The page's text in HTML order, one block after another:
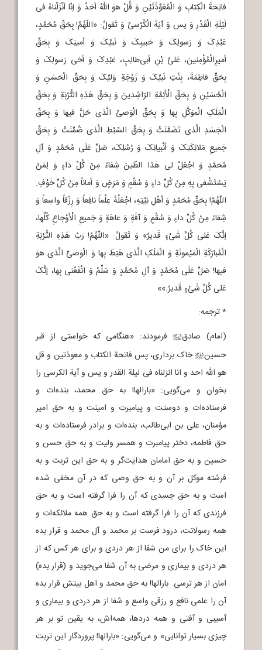
فاتِحَةَ الْکِتابِ وَ الْمُعَوِّذَتَیْنِ وَ قُلْ هوَ اللهُ أحَدٌ وَ إنّا أنْزَلْناهُ فی
لَیْلَةِ الْقَدْرِ وَ یس وَ آیَةَ الْکُرْسیِّ وَ تَقولُ: «اللّهُمَّ! بِحَقِّ مُحَمَّدٍ،
عَبْدِکَ وَ رَسولِکَ وَ حَبیبِکَ وَ نَبیِّکَ وَ أمینِکَ وَ بِحَقِّ
أمیرِالْمُؤْمِنینَ، عَلیِّ بْنِ أبی‌طالِبٍ، عَبْدِکَ وَ أخی رَسولِکَ وَ
بِحَقِّ فاطِمَةَ، بِنْتِ نَبیِّکَ وَ زَوْجَةِ وَلیِّکَ وَ بِحَقِّ الْحَسَنِ وَ
الْحُسَیْنِ وَ بِحَقِّ الْأئِمَّةِ الرّاشِدینَ وَ بِحَقِّ هَذِهِ التُّرْبَةِ وَ بِحَقِّ
الْمَلَکِ الْموَکَّلِ بِها وَ بِحَقِّ الْوَصیِّ الَّذی حَلَّ فیها وَ بِحَقِّ
الْجَسَدِ الَّذی تَضَمَّنَتْ وَ بِحَقِّ السِّبْطِ الَّذی ضُمِّنَتْ وَ بِحَقِّ
جَمیعِ مَلائِکَتِکَ وَ أنْبیائِکَ وَ رُسُلِکَ، صَلِّ عَلَی مُحَمَّدٍ وَ آلِ
مُحَمَّدٍ وَ اجْعَلْ لی هَذا الطّینَ شِفاءً مِنْ کُلِّ داءٍ وَ لِمَنْ
یَسْتَشْفی بِهِ مِنْ کُلِّ داءٍ وَ سُقْمٍ وَ مَرَضٍ وَ أماناً مِنْ کُلِّ خَوْفٍ.
اللّهُمَّ! بِحَقِّ مُحَمَّدٍ وَ أهْلِ بَیْتِهِ، اجْعَلْهُ عِلْماً نافِعاً وَ رِزْقاً واسِعاً وَ
شِفاءً مِنْ کُلِّ داءٍ وَ سُقْمٍ وَ آفَةٍ وَ عاهَةٍ وَ جَمیعِ الْأوْجاعِ کُلِّها،
إنَّکَ عَلی کُلِّ شَیْءٍ قَدیرٌ» وَ تَقولُ: «اللّهُمَّ! رَبَّ هَذِهِ التُّرْبَةِ
الْمُبارَکَةِ الْمَیْمونَةِ وَ الْمَلَکِ الَّذی هَبَطَ بِها وَ الْوَصیِّ الَّذی هوَ
فیها! صَلِّ عَلَی مُحَمَّدٍ وَ آلِ مُحَمَّدٍ وَ سَلِّمْ وَ انْفَعْنی بِها، إنَّکَ
عَلی کُلِّ شَیْءٍ قَدیرٌ.»»
* ترجمه:
(امام) صادقjفرمودند: «هنگامی که خواستی از قبر
حسینjخاک برداری، پس فاتحة الکتاب و معوذتین و قل
هو الله احد و انا انزلناه فی لیلة القدر و یس و آیة الکرسی را
بخوان و می‌گویی: «بارالها! به حق محمد، بنده‌ات و
فرستاده‌ات و دوستت و پیامبرت و امینت و به حق امیر
مؤمنان، علی بن ابی‌طالب، بنده‌ات و برادر فرستاده‌ات و به
حق فاطمه، دختر پیامبرت و همسر ولیت و به حق حسن و
حسین و به حق امامان هدایت‌گر و به حق این تربت و به
فرشته موکل بر آن و به حق وصی که در آن مخفی شده
است و به حق جسدی که آن را فرا گرفته است و به حق
فرزندی که آن را فرا گرفته است و به حق همه ملائکه‌ات و
همه رسولانت، درود فرست بر محمد و آل محمد و قرار بده
این خاک را برای من شفا از هر دردی و برای هر کس که از
هر دردی و بیماری و مرضی به آن شفا می‌جوید و (قرار بده)
امان از هر ترسی. بارالها! به حق محمد و اهل بیتش قرار بده
آن را علمی نافع و رزقی واسع و شفا از هر دردی و بیماری و
آسیبی و آفتی و همه دردها، همه‌اش، به یقین تو بر هر
چیزی بسیار توانایی» و می‌گویی: «بارالها! پروردگار این تربت